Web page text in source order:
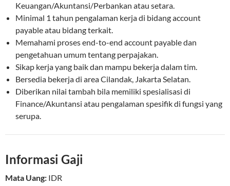
Keuangan/Akuntansi/Perbankan atau setara.
Minimal 1 tahun pengalaman kerja di bidang account
payable atau bidang terkait.
Memahami proses end-to-end account payable dan
pengetahuan umum tentang perpajakan.
Sikap kerja yang baik dan mampu bekerja dalam tim.
Bersedia bekerja di area Cilandak, Jakarta Selatan.
Diberikan nilai tambah bila memiliki spesialisasi di
Finance/Akuntansi atau pengalaman spesifik di fungsi yang
serupa.
Informasi Gaji
Mata Uang: IDR